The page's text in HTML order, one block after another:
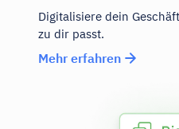
Digitalisiere dein
zu dir passt.
Mehr erfahren